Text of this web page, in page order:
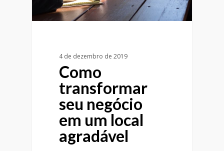
4 de dezembro de 2019
Como
transformar
seu negócio
em um local
agradável